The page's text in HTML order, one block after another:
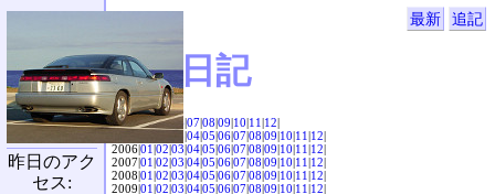
最新 追記
SVX日記
2004|04|05|06|07|08|09|10|11|12|
|04|05|06|07|08|09|10|11|12|
2006|01|02|03|04|05|06|07|08|09|10|11|12|
2007|01|02|03|04|05|06|07|08|09|10|11|12|
2008|01|02|03|04|05|06|07|08|09|10|11|12|
2009|01|02|03|04|05|06|07|08|09|10|11|12|
昨日のアク
セス: